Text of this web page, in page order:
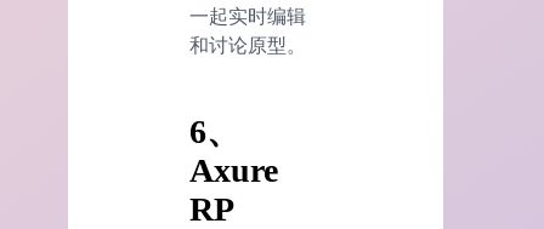
一起实时编辑
和讨论原型。
6、
Axure
RP